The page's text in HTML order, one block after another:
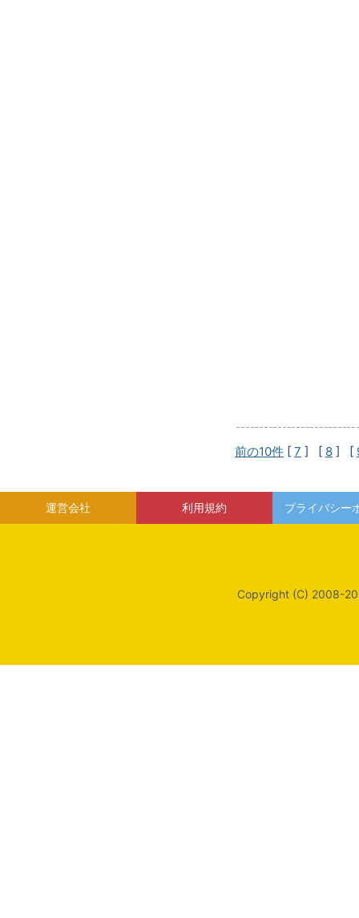
前の10件 [ 7 ] [ 8 ] [
運営会社 利用規約 プライバシー
Copyright (C) 2008-